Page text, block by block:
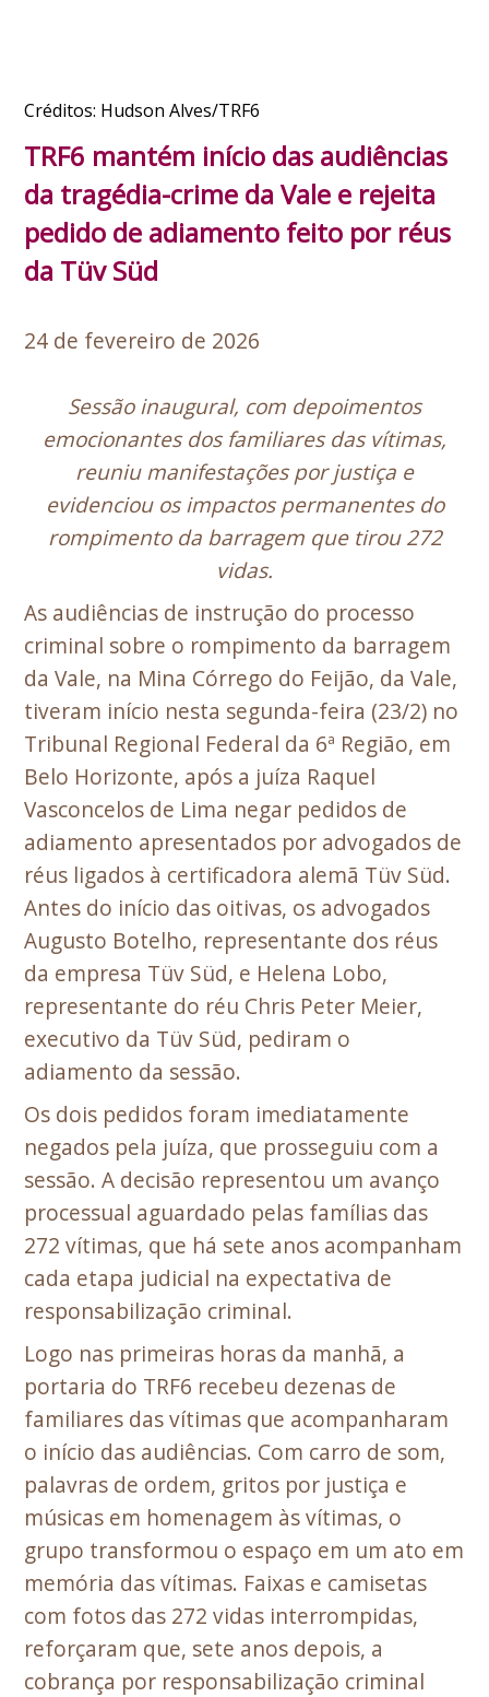
Créditos: Hudson Alves/TRF6
TRF6 mantém início das audiências
da tragédia-crime da Vale e rejeita
pedido de adiamento feito por réus
da Tüv Süd
24 de fevereiro de 2026
Sessão inaugural, com depoimentos
emocionantes dos familiares das vítimas,
reuniu manifestações por justiça e
evidenciou os impactos permanentes do
rompimento da barragem que tirou 272
vidas.
As audiências de instrução do processo
criminal sobre o rompimento da barragem
da Vale, na Mina Córrego do Feijão, da Vale,
tiveram início nesta segunda-feira (23/2) no
Tribunal Regional Federal da 6ª Região, em
Belo Horizonte, após a juíza Raquel
Vasconcelos de Lima negar pedidos de
adiamento apresentados por advogados de
réus ligados à certificadora alemã Tüv Süd.
Antes do início das oitivas, os advogados
Augusto Botelho, representante dos réus
da empresa Tüv Süd, e Helena Lobo,
representante do réu Chris Peter Meier,
executivo da Tüv Süd, pediram o
adiamento da sessão.
Os dois pedidos foram imediatamente
negados pela juíza, que prosseguiu com a
sessão. A decisão representou um avanço
processual aguardado pelas famílias das
272 vítimas, que há sete anos acompanham
cada etapa judicial na expectativa de
responsabilização criminal.
Logo nas primeiras horas da manhã, a
portaria do TRF6 recebeu dezenas de
familiares das vítimas que acompanharam
o início das audiências. Com carro de som,
palavras de ordem, gritos por justiça e
músicas em homenagem às vítimas, o
grupo transformou o espaço em um ato em
memória das vítimas. Faixas e camisetas
com fotos das 272 vidas interrompidas,
reforçaram que, sete anos depois, a
cobrança por responsabilização criminal